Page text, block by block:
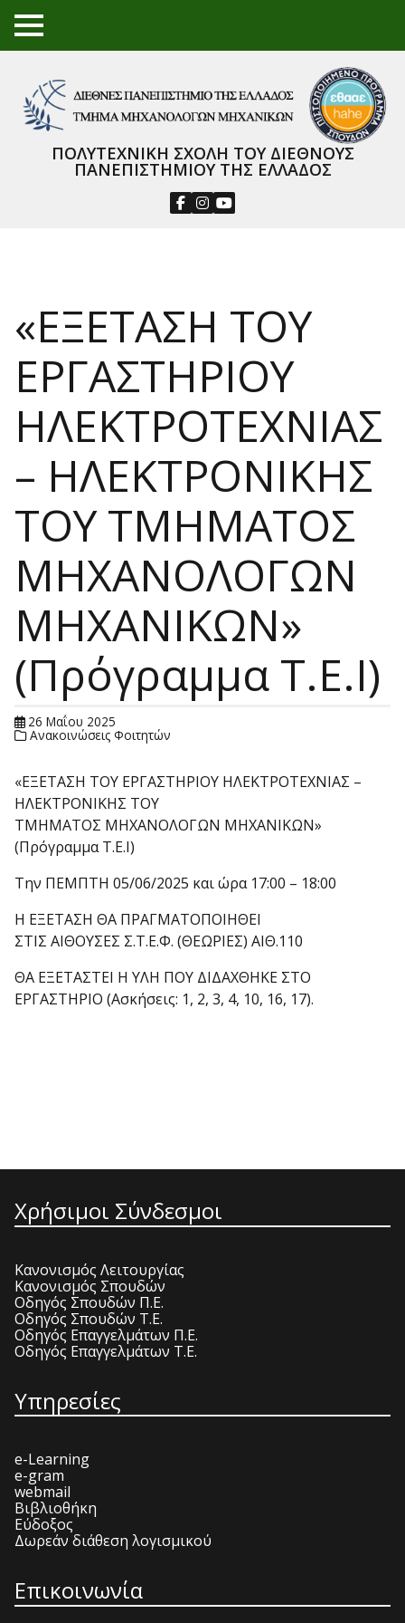
TO
GGL
NU
ΠΟΛΥΤΕΧΝΙΚΗ ΣΧΟΛΗ ΤΟΥ ΔΙΕΘΝΟΥΣ
ΠΑΝΕΠΙΣΤΗΜΙΟΥ ΤΗΣ ΕΛΛΑΔΟΣ
«ΕΞΕΤΑΣΗ ΤΟΥ
ΕΡΓΑΣΤΗΡΙΟΥ
ΗΛΕΚΤΡΟΤΕΧΝΙΑΣ
– ΗΛΕΚΤΡΟΝΙΚΗΣ
ΤΟΥ ΤΜΗΜΑΤΟΣ
ΜΗΧΑΝΟΛΟΓΩΝ
ΜΗΧΑΝΙΚΩΝ»
(Πρόγραμμα Τ.Ε.Ι)
26 Μαΐου 2025
Ανακοινώσεις Φοιτητών
«ΕΞΕΤΑΣΗ ΤΟΥ ΕΡΓΑΣΤΗΡΙΟΥ ΗΛΕΚΤΡΟΤΕΧΝΙΑΣ –
ΗΛΕΚΤΡΟΝΙΚΗΣ ΤΟΥ
ΤΜΗΜΑΤΟΣ ΜΗΧΑΝΟΛΟΓΩΝ ΜΗΧΑΝΙΚΩΝ»
(Πρόγραμμα Τ.Ε.Ι)
Την ΠΕΜΠΤΗ 05/06/2025 και ώρα 17:00 – 18:00
Η ΕΞΕΤΑΣΗ ΘΑ ΠΡΑΓΜΑΤΟΠΟΙΗΘΕΙ
ΣΤΙΣ ΑΙΘΟΥΣΕΣ Σ.Τ.Ε.Φ. (ΘΕΩΡΙΕΣ) ΑΙΘ.110
ΘΑ ΕΞΕΤΑΣΤΕΙ Η ΥΛΗ ΠΟΥ ΔΙΔΑΧΘΗΚΕ ΣΤΟ
ΕΡΓΑΣΤΗΡΙΟ (Ασκήσεις: 1, 2, 3, 4, 10, 16, 17).
Χρήσιμοι Σύνδεσμοι
Κανονισμός Λειτουργίας
Κανονισμός Σπουδών
Οδηγός Σπουδών Π.Ε.
Οδηγός Σπουδών Τ.Ε.
Οδηγός Επαγγελμάτων Π.Ε.
Οδηγός Επαγγελμάτων Τ.Ε.
Υπηρεσίες
e-Learning
e-gram
webmail
Βιβλιοθήκη
Εύδοξος
Δωρεάν διάθεση λογισμικού
Επικοινωνία